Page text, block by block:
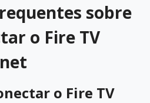
sobre
o Fire TV
o Fire TV